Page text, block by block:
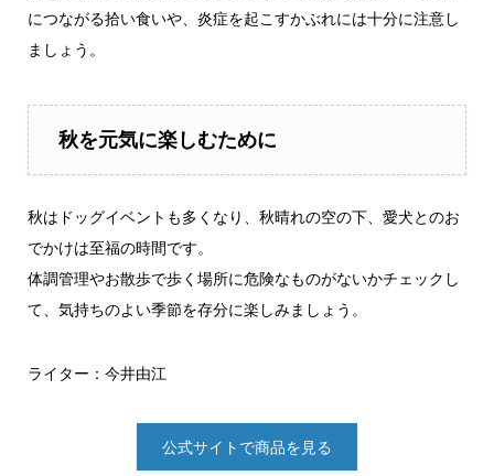
につながる拾い食いや、炎症を起こすかぶれには十分に注意し
ましょう。
秋を元気に楽しむために
秋はドッグイベントも多くなり、秋晴れの空の下、愛犬とのお
でかけは至福の時間です。
体調管理やお散歩で歩く場所に危険なものがないかチェックし
て、気持ちのよい季節を存分に楽しみましょう。
ライター：今井由江
公式サイトで商品を見る